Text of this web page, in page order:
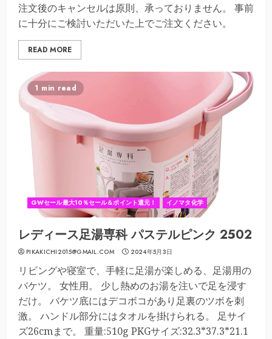
注文後のキャンセルは原則、承っておりません。 事前
に十分にご検討いただいた上でご注文ください。
READ MORE
1 min read
GWセール最大10％セール＆ポイント還元！ イノマタ化学
レディース足湯専科 パステルピンク 2502
PIKAKICHI2015@GMAIL.COM 2024年5月3日
リビングや寝室で、手軽に足湯が楽しめる、足湯用の
バケツ。 女性用。 少し熱めのお湯を注いで足を浸す
だけ。 バケツ底にはデコボコがあり足裏のツボを刺
激。 ハンドル部分にはタオルを掛けられる。 足サイ
ズ26cmまで。 重量:510g PKGサイズ:32.3*37.3*21.1